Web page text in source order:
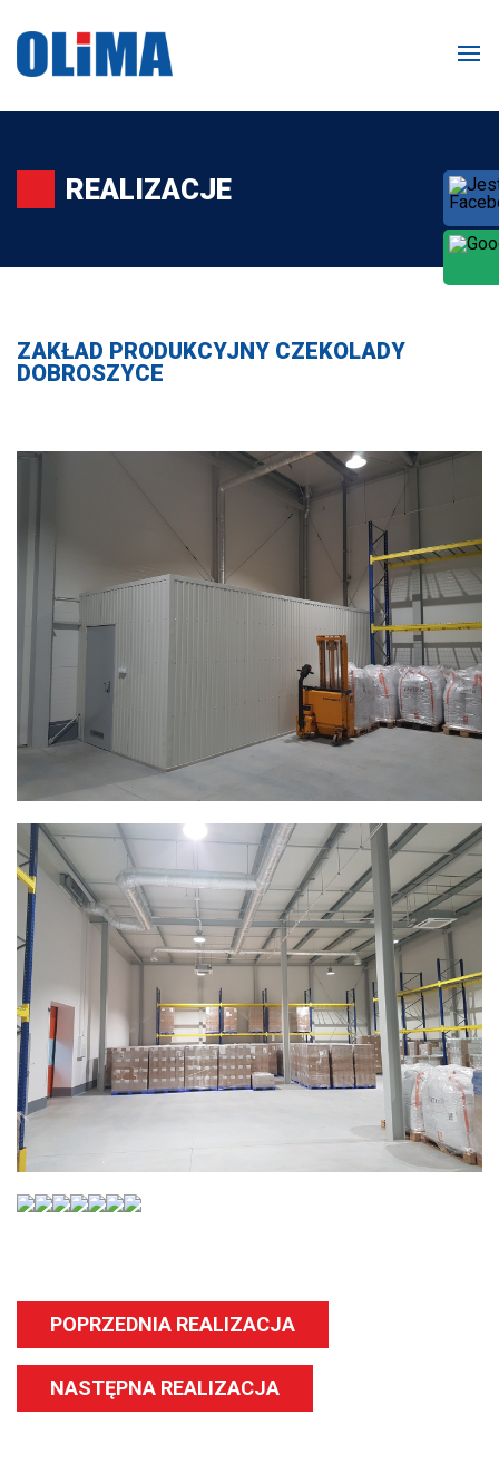
REALIZACJE
ZAKŁAD PRODUKCYJNY CZEKOLADY
DOBROSZYCE
POPRZEDNIA REALIZACJA
NASTĘPNA REALIZACJA